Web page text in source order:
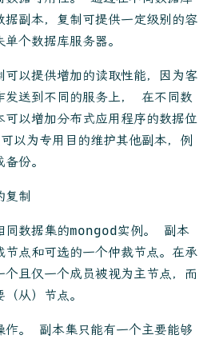
据副本，复制可提供一定级别的容
个数据库服务器。
可以提供增加的读取性能，因为客
发送到不同的服务上， 在不同数
可以增加分布式应用程序的数据位
以为专用目的维护其他副本，例
份。
复制
同数据集的mongod实例。 副本
节点和可选的一个仲裁节点。在承
个且仅一个成员被视为主节点，而
从）节点。
作。 副本集只能有一个主要能够